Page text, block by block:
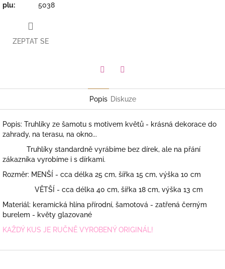
plu: 5038
ZEPTAT SE
Popis Diskuze
Popis: Truhlíky ze šamotu s motivem květů - krásná dekorace do
zahrady, na terasu, na okno...
Truhlíky standardně vyrábíme bez dírek, ale na přání
zákazníka vyrobíme i s dírkami.
Rozměr: MENŠÍ - cca délka 25 cm, šířka 15 cm, výška 10 cm
VĚTŠÍ - cca délka 40 cm, šířka 18 cm, výška 13 cm
Materiál: keramická hlína přírodní, šamotová - zatřená černým
burelem - květy glazované
KAŽDÝ KUS JE RUČNĚ VYROBENÝ ORIGINÁL!